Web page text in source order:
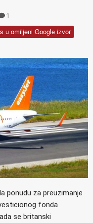
1
u omiljeni Google izvor
ponudu za preuzimanje
fonda
se britanski